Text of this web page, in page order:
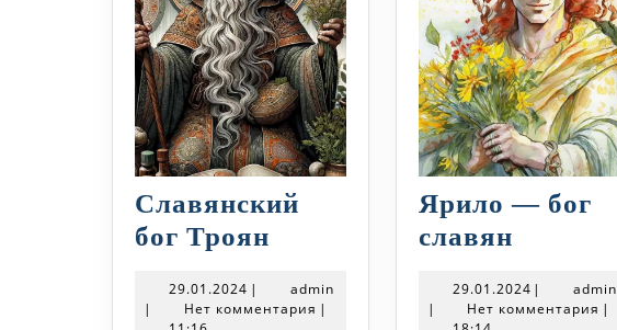
Славянский
бог Троян Славянский
Троян
29.01.2024 29.01.2024
| adminadmin
|
Нет комментария |
Ярило — бог
славянЯрило
бог
29.01.202429.01.2024
| admin
|
Нет комментария |